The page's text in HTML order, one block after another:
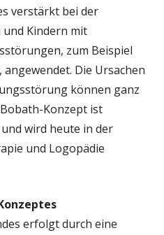
verstärkt bei der
Kindern mit
zum Beispiel
Die Ursachen
können ganz
Konzept ist
wird heute in der
und Logopädie
erfolgt durch eine